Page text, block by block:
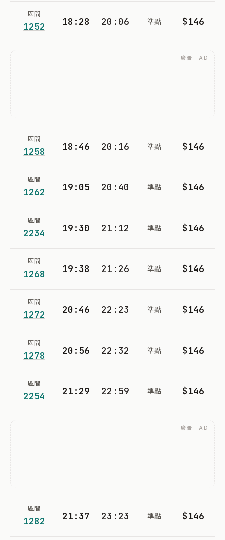
區間
1252 18:28 20:06 準點 $146
廣告 · AD
區間
1258 18:46 20:16 準點 $146
區間
1262 19:05 20:40 準點 $146
區間
2234 19:30 21:12 準點 $146
區間
1268 19:38 21:26 準點 $146
區間
1272 20:46 22:23 準點 $146
區間
1278 20:56 22:32 準點 $146
區間
2254 21:29 22:59 準點 $146
廣告 · AD
區間
1282 21:37 23:23 準點 $146